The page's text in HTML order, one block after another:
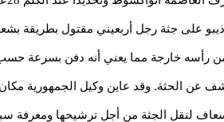
على جثة رجل أربعيني مقتول بطريقة
رأسه خارجة مما يعني أنه دفن بسرعة
عن الحثة. وقد عاين وكيل الجمهورية مكان
لنقل الجثة من أجل ترشيحها ومعرفة